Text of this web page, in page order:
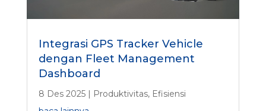
Integrasi GPS Tracker Vehicle
dengan Fleet Management
Dashboard
8 Des 2025| Produktivitas, Efisiensi